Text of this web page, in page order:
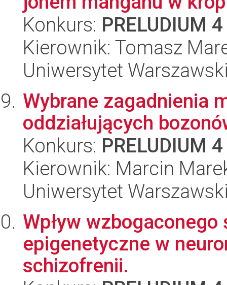
Konkurs: PRELUDIUM 4
Kierownik: Tomasz
Uniwersytet
Wybrane zagadnienia
oddziałujących
Konkurs: PRELUDIUM 4
Kierownik: Marcin
Uniwersytet
Wpływ
epigenetyczne w
schizofrenii.